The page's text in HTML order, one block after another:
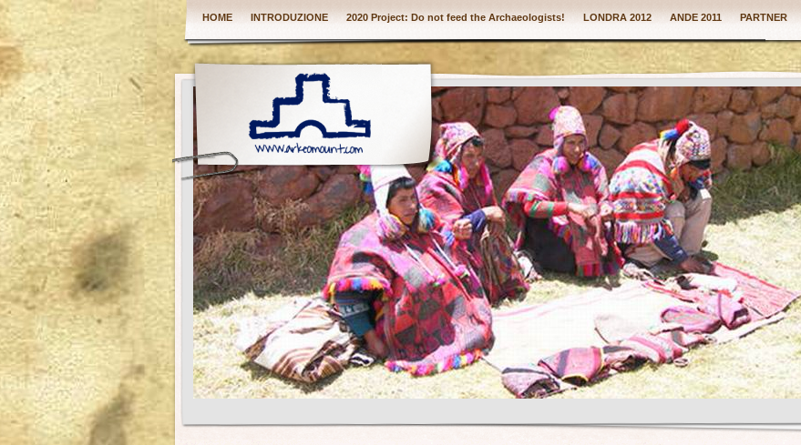
HOME INTRODUZIONE 2020 Project: Do not feed the Archaeologists! LONDRA 2012 ANDE 2011 PARTNER